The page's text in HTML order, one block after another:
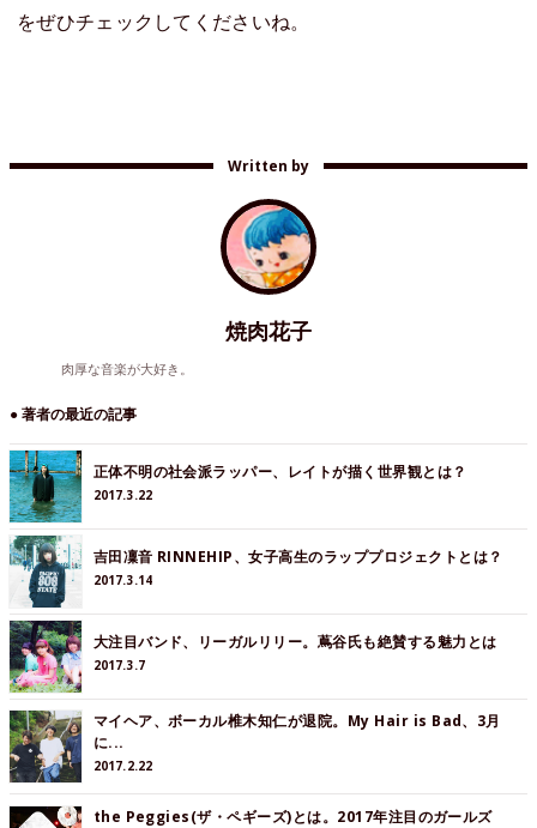
をぜひチェックしてくださいね。
Written by
焼肉花子
肉厚な音楽が大好き。
● 著者の最近の記事
正体不明の社会派ラッパー、レイトが描く世界観とは？
2017.3.22
吉田凜音 RINNEHIP、女子高生のラッププロジェクトとは？
2017.3.14
大注目バンド、リーガルリリー。蔦谷氏も絶賛する魅力とは
2017.3.7
マイヘア、ボーカル椎木知仁が退院。My Hair is Bad、3月
に...
2017.2.22
the Peggies(ザ・ペギーズ)とは。2017年注目のガールズ